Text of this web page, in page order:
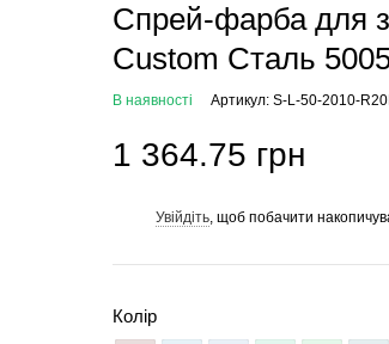
Спрей-фарба для
Custom Сталь
В наявності Артикул: S-L-50-2010-
1 364.75 грн
Увійдіть , щоб побачити
Колір